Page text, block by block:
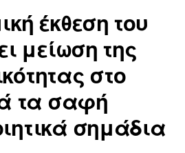
έκθεση του
μείωση της
στο
τα σαφή
σημάδια